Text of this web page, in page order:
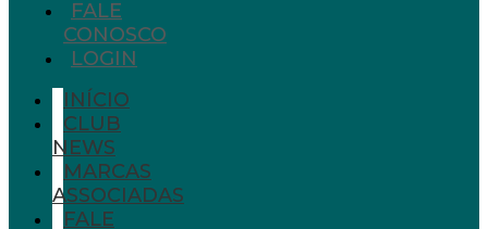
FALE
CONOSCO
LOGIN
INÍCIO
CLUB
NEWS
MARCAS
ASSOCIADAS
FALE